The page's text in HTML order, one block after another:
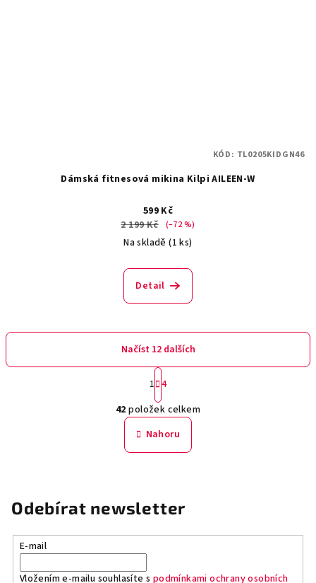
Dámská fitnesová mikina Kilpi AILEEN-W
599 Kč
2 199 Kč
(–72 %)
Na skladě(1 ks)
Detail
KÓD: TL0205KIDGN46
O
v
l
í
k
Načíst 12 dalších
S
t
r
á
n
k
o
í
1 4
42 položek celkem
Nahoru
Odebírat newsletter
E-mail
Vložením e-mailu souhlasíte s podmínkami ochrany osobních